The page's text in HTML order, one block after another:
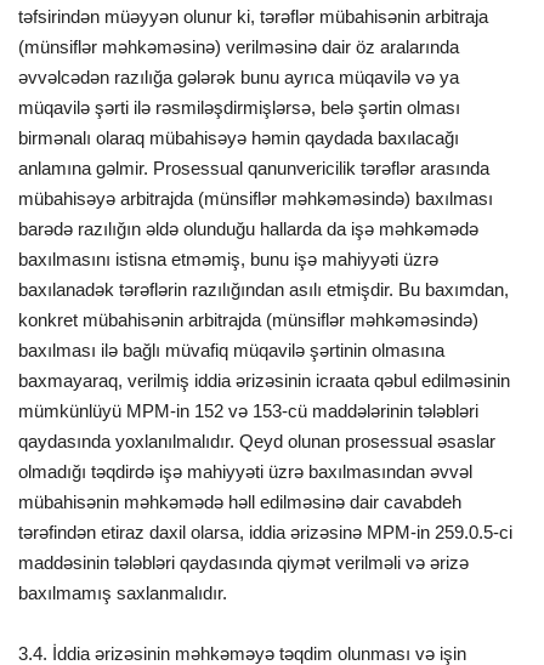
təfsirindən müəyyən olunur ki, tərəflər mübahisənin arbitraja
(münsiflər məhkəməsinə) verilməsinə dair öz aralarında
əvvəlcədən razılığa gələrək bunu ayrıca müqavilə və ya
müqavilə şərti ilə rəsmiləşdirmişlərsə, belə şərtin olması
birmənalı olaraq mübahisəyə həmin qaydada baxılacağı
anlamına gəlmir. Prosessual qanunvericilik tərəflər arasında
mübahisəyə arbitrajda (münsiflər məhkəməsində) baxılması
barədə razılığın əldə olunduğu hallarda da işə məhkəmədə
baxılmasını istisna etməmiş, bunu işə mahiyyəti üzrə
baxılanadək tərəflərin razılığından asılı etmişdir. Bu baxımdan,
konkret mübahisənin arbitrajda (münsiflər məhkəməsində)
baxılması ilə bağlı müvafiq müqavilə şərtinin olmasına
baxmayaraq, verilmiş iddia ərizəsinin icraata qəbul edilməsinin
mümkünlüyü MPM-in 152 və 153-cü maddələrinin tələbləri
qaydasında yoxlanılmalıdır. Qeyd olunan prosessual əsaslar
olmadığı təqdirdə işə mahiyyəti üzrə baxılmasından əvvəl
mübahisənin məhkəmədə həll edilməsinə dair cavabdeh
tərəfindən etiraz daxil olarsa, iddia ərizəsinə MPM-in 259.0.5-ci
maddəsinin tələbləri qaydasında qiymət verilməli və ərizə
baxılmamış saxlanmalıdır.
3.4. İddia ərizəsinin məhkəməyə təqdim olunması və işin